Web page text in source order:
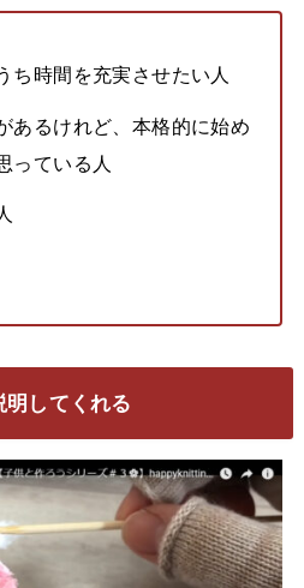
ち時間を充実させたい人
あるけれど、本格的に始め
っている人
してくれる